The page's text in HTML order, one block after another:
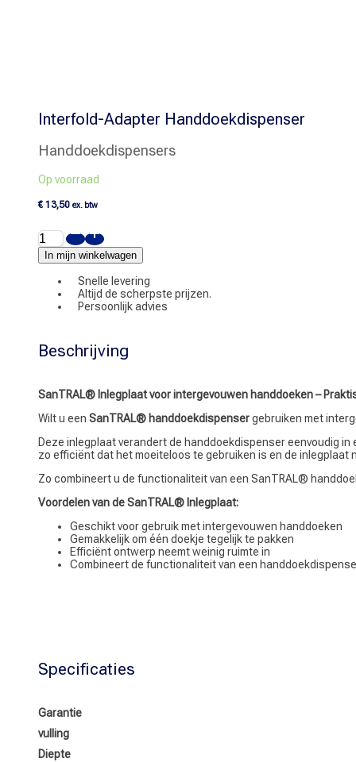
Interfold-Adapter Handdoekdispenser
Handdoekdispensers
Op voorraad
€13,50 ex. btw
Interfold-
Adapter
Handdoekdispenser
aantal
In mijn winkelwagen
Snelle levering
Altijd de scherpste prijzen.
Persoonlijk advies
Beschrijving
SanTRAL® Inlegplaat voor intergevouwen handdoeken –
Wilt u een SanTRAL® handdoekdispensergebruiken met
Deze inlegplaat verandert de handdoekdispenser eenvoudig
zo efficiënt dat het moeiteloos te gebruiken is en de inlegplaat
Zo combineert u de functionaliteit van een SanTRAL®
Voordelen van de SanTRAL® Inlegplaat:
Geschikt voor gebruik met intergevouwen handdoeken
Gemakkelijk om één doekje tegelijk te pakken
Efficiënt ontwerp neemt weinig ruimte in
Combineert de functionaliteit van een
Specificaties
Garantie
vulling
Diepte